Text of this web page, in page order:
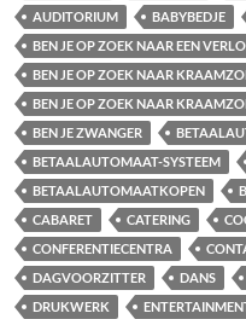
AUDITORIUM
BABYBEDJE
BEN JE OP ZOEK NAAR EEN
BEN JE OP ZOEK NAAR
BEN JE OP ZOEK NAAR
BEN JE ZWANGER
BETAALAUTOMAAT-SYSTEEM
BETAALAUTOMAATKOPEN
CABARET
CATERING
CONFERENTIECENTRA
DAGVOORZITTER
DANS
DRUKWERK